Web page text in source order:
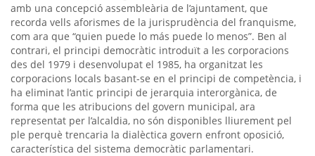
amb una concepció assembleària de l’ajuntament, que
recorda vells aforismes de la jurisprudència del franquisme,
com ara que “quien puede lo más puede lo menos”. Ben al
contrari, el principi democràtic introduït a les corporacions
des del 1979 i desenvolupat el 1985, ha organitzat les
corporacions locals basant-se en el principi de competència, i
ha eliminat l’antic principi de jerarquia interorgànica, de
forma que les atribucions del govern municipal, ara
representat per l’alcaldia, no són disponibles lliurement pel
ple perquè trencaria la dialèctica govern enfront oposició,
característica del sistema democràtic parlamentari.